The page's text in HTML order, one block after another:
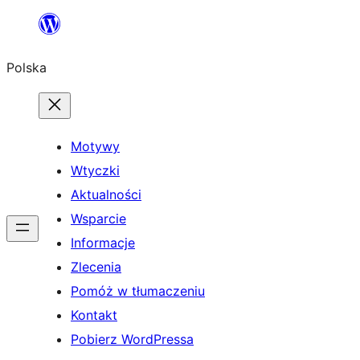
Przejdź
treści
Polska
Motywy
Wtyczki
Aktualności
Wsparcie
Informacje
Zlecenia
Pomóż w tłumaczeniu
Kontakt
Pobierz WordPressa